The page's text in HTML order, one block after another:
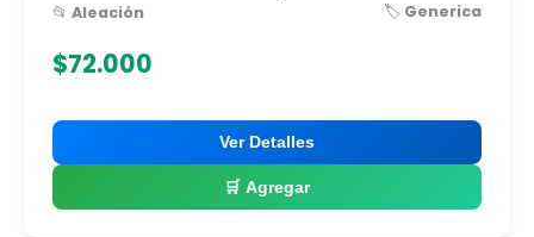
📂 Aleación 🏷️ Generica
$72.000
Ver Detalles
🛒 Agregar